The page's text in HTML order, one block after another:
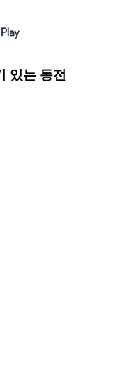
있는 동전